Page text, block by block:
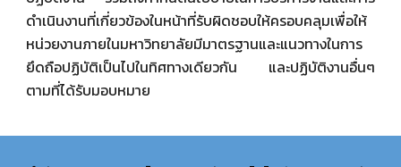
ดำเนินงานที่เกี่ยวข้องในหน้าที่รับผิดชอบให้ครอบคลุมเพื่อให้
หน่วยงานภายในมหาวิทยาลัยมีมาตรฐานและแนวทางในการ
ยึดถือปฏิบัติเป็นไปในทิศทางเดียวกัน และปฏิบัติงานอื่นๆ
ตามที่ได้รับมอบหมาย